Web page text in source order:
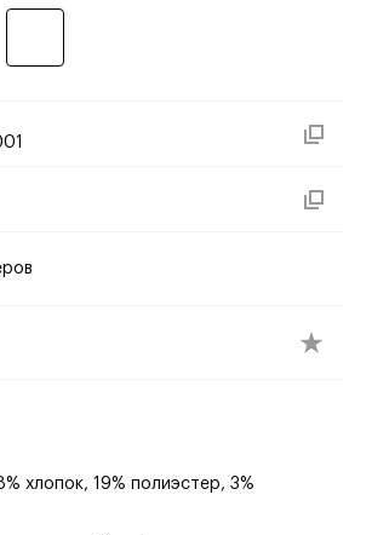
хлопок, 19% полиэстер, 3%